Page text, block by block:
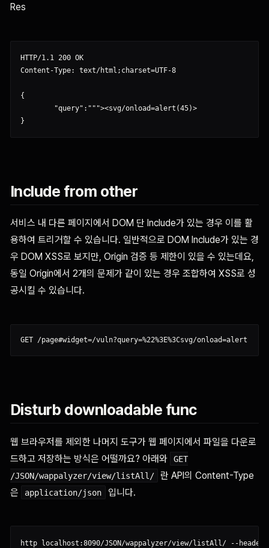
Res
HTTP/1.1 200 OK
Content-Type: text/html;charset=UTF-8
{
Include from other
서비스 내 다른 페이지에서 DOM 단 Include가 있는 경우 이를 활
용하여 트리거할 수 있습니다. 일반적으로 DOM Include가 있는 경
우 DOM XSS로 보지만, Origin 검증 등 제한이 있을 수 있는데요,
동일 Origin에서 2개의 문제가 같이 있는 경우 조합하여 XSS로 성
공시킬 수 있습니다.
Disturb downloadable func
웹 브라우저를 제외한 나머지 도구가 웹 페이지에서 파일을 다운로
드하고 저장하는 방식은 어떨까요? 아래와
GET
/JSON/wappalyzer/view/listAll/
란 API의 Content-Type
은
application/json 입니다.
http localhost:8090/JSON/wappalyzer/view/listAll/ --headers